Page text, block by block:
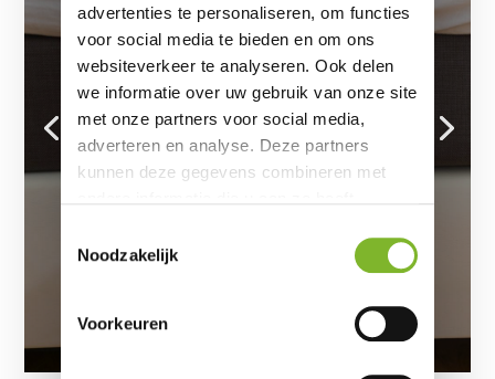
advertenties te personaliseren, om functies
voor social media te bieden en om ons
websiteverkeer te analyseren. Ook delen
we informatie over uw gebruik van onze site
met onze partners voor social media,
adverteren en analyse. Deze partners
kunnen deze gegevens combineren met
basis van uw gebruik van hun services.
Noodzakelijk
Voorkeuren
doorSlaapexpert redactie|13 mei 2025|
Boxsprings| 0 reacties
U bent op zoek naar een boxspring, maar
vraagt zich af waar u op moet letten bij
het maken van de juiste keuze. Een
boxspring is meer dan alleen een
comfortabel bed: het is een investering in